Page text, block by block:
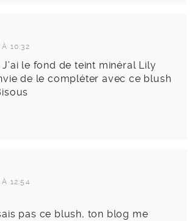
10:32
le fond de teint minéral Lily
de le compléter avec ce blush
12:54
pas ce blush, ton blog me